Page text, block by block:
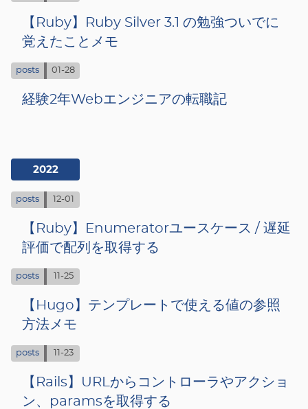
【Ruby】Ruby Silver 3.1 の勉強ついでに
覚えたことメモ
posts 01-28
経験2年Webエンジニアの転職記
2022
posts 12-01
【Ruby】Enumeratorユースケース / 遅延
評価で配列を取得する
posts 11-25
【Hugo】テンプレートで使える値の参照
方法メモ
posts 11-23
【Rails】URLからコントローラやアクショ
ン、paramsを取得する